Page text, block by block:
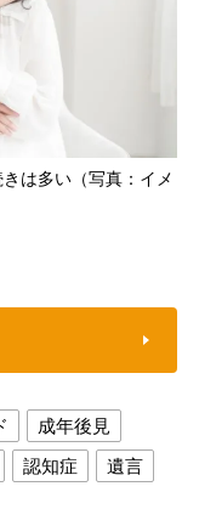
は多い（写真：イメ
成年後見
認知症
遺言